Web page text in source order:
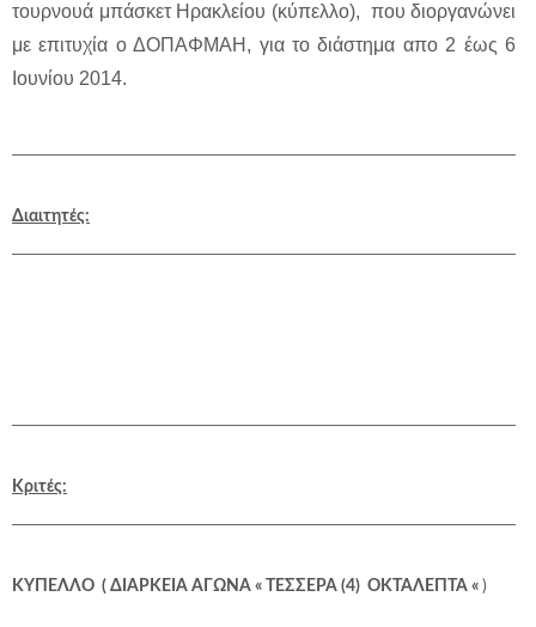
τουρνουά μπάσκετ Ηρακλείου (κύπελλο), που διοργανώνει
με επιτυχία ο ΔΟΠΑΦΜΑΗ, για το διάστημα απο 2 έως 6
Ιουνίου 2014.
Διαιτητές:
Κριτές:
ΚΥΠΕΛΛΟ ( ΔΙΑΡΚΕΙΑ ΑΓΩΝΑ « ΤΕΣΣΕΡΑ (4) ΟΚΤΑΛΕΠΤΑ « )